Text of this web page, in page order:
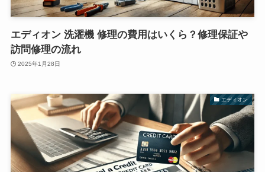
エディオン 洗濯機 修理の費用はいくら？修理保証や
訪問修理の流れ
2025年1月28日
エディオン